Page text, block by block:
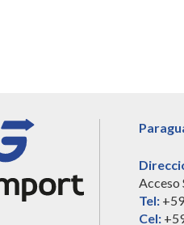
Acceso
Tel:
Cel: